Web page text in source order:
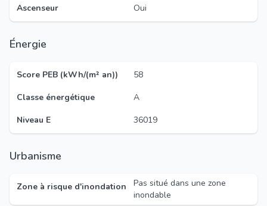
Ascenseur Oui
Énergie
Score PEB (kWh/(m² an))
58
Classe énergétique
A
Niveau E
36019
Urbanisme
Zone à risque d'inondation
Pas situé dans une zone
inondable